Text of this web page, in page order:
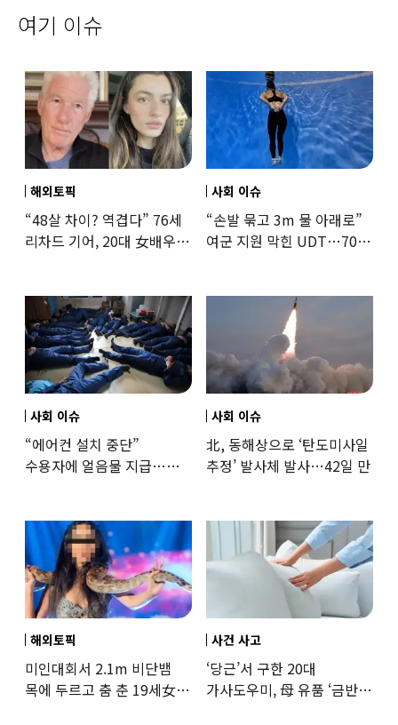
여기 이슈
해외토픽
“48살 차이? 역겹다” 76세
리차드 기어, 20대 女배우와
사회 이슈
“손발 묶고 3m 물 아래로”
여군 지원 막힌 UDT…707
사회 이슈
“에어컨 설치 중단”
수용자에 얼음물 지급…
사회 이슈
北, 동해상으로 ‘탄도미사일
추정’ 발사체 발사…42일 만
해외토픽
미인대회서 2.1m 비단뱀
목에 두르고 춤 춘 19세女
사건 사고
‘당근’서 구한 20대
가사도우미, 母 유품 ‘금반지